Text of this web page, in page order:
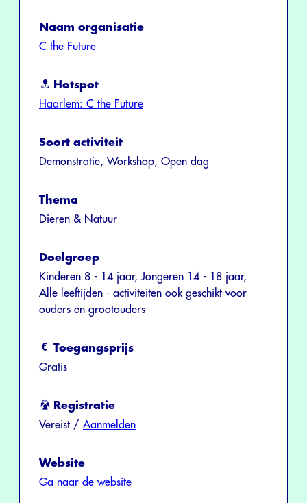
Naam organisatie
C the Future
Hotspot
Haarlem: C the Future
Soort activiteit
Demonstratie, Workshop, Open dag
Thema
Dieren & Natuur
Doelgroep
Kinderen 8 - 14 jaar, Jongeren 14 - 18 jaar,
Alle leeftijden - activiteiten ook geschikt voor
ouders en grootouders
Toegangsprijs
Gratis
Registratie
Vereist / Aanmelden
Website
Ga naar de website